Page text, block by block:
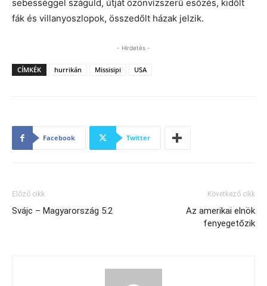
sebességgel száguld, útját özönvízszerű esőzés, kidőlt
fák és villanyoszlopok, összedőlt házak jelzik.
- Hirdetés -
CÍMKÉK hurrikán Missisipi USA
Facebook Twitter
Előző cikk
Svájc – Magyarország 5:2
Következő cikk
Az amerikai elnök
fenyegetőzik